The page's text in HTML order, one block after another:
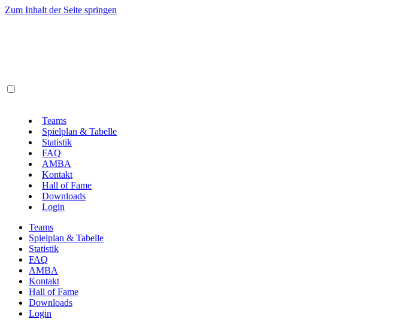
Zum Inhalt der Seite springen
Teams
Spielplan & Tabelle
Statistik
FAQ
AMBA
Kontakt
Hall of Fame
Downloads
Login
Teams
Spielplan & Tabelle
Statistik
FAQ
AMBA
Kontakt
Hall of Fame
Downloads
Login